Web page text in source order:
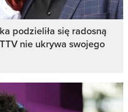
podzieliła się radosną
nie ukrywa swojego